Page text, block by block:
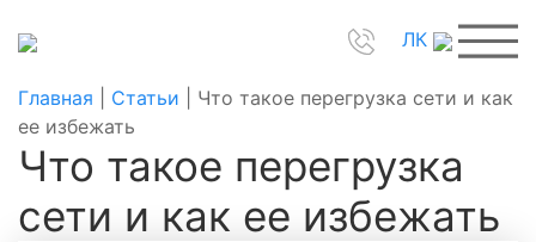
ЛК
Главная Статьи
Что такое перегрузка сети и как
ее избежать
Что такое перегрузка
сети и как ее избежать